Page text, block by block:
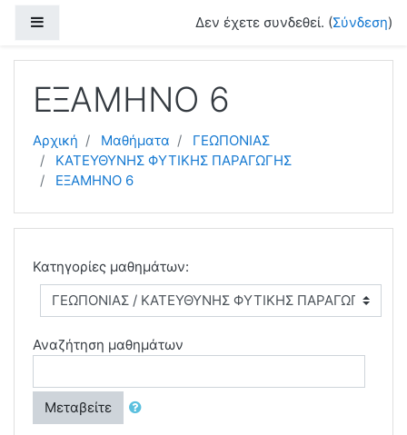
Δεν έχετε συνδεθεί. (Σύνδεση)
ΕΞΑΜΗΝΟ 6
Αρχική Μαθήματα
ΓΕΩΠΟΝΙΑΣ
ΚΑΤΕΥΘΥΝΗΣ ΦΥΤΙΚΗΣ ΠΑΡΑΓΩΓΗΣ
ΕΞΑΜΗΝΟ 6
Κατηγορίες μαθημάτων:
Αναζήτηση μαθημάτων
Μεταβείτε